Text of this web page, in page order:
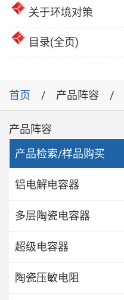
关于环境对策
目录(全页)
首页 产品阵容
产品阵容
产品检索/样品购买
铝电解电容器
多层陶瓷电容器
超级电容器
陶瓷压敏电阻